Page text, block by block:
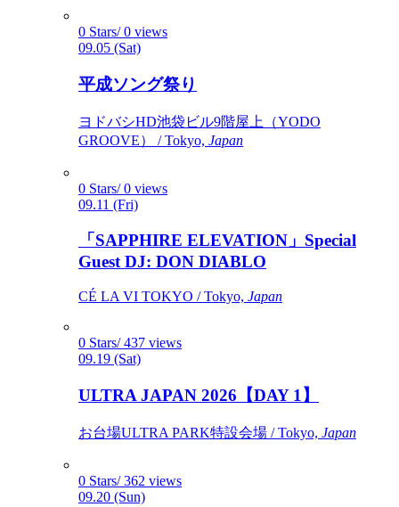
0 Stars/ 0 views
09.05 (Sat)
平成ソング祭り
ヨドバシHD池袋ビル9階屋上（YODO
GROOVE） / Tokyo, Japan
0 Stars/ 0 views
09.11 (Fri)
「SAPPHIRE ELEVATION」Special
Guest DJ: DON DIABLO
CÉ LA VI TOKYO / Tokyo, Japan
0 Stars/ 437 views
09.19 (Sat)
ULTRA JAPAN 2026【DAY 1】
お台場ULTRA PARK特設会場 / Tokyo, Japan
0 Stars/ 362 views
09.20 (Sun)